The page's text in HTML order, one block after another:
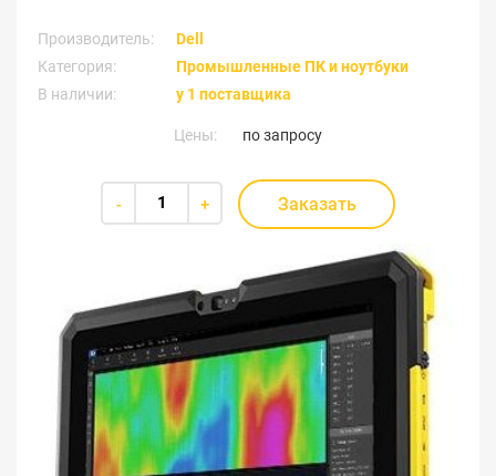
Производитель:
Dell
Категория:
Промышленные ПК и ноутбуки
В наличии:
у 1 поставщика
Цены: по запросу
- + Заказать